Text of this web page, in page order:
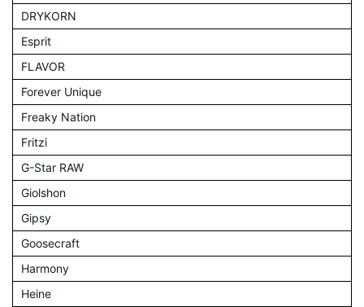
DRYKORN
Esprit
FLAVOR
Forever Unique
Freaky Nation
Fritzi
G-Star RAW
Giolshon
Gipsy
Goosecraft
Harmony
Heine